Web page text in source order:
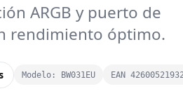
ARGB y puerto de
rendimiento óptimo.
Modelo: BW031EU EAN